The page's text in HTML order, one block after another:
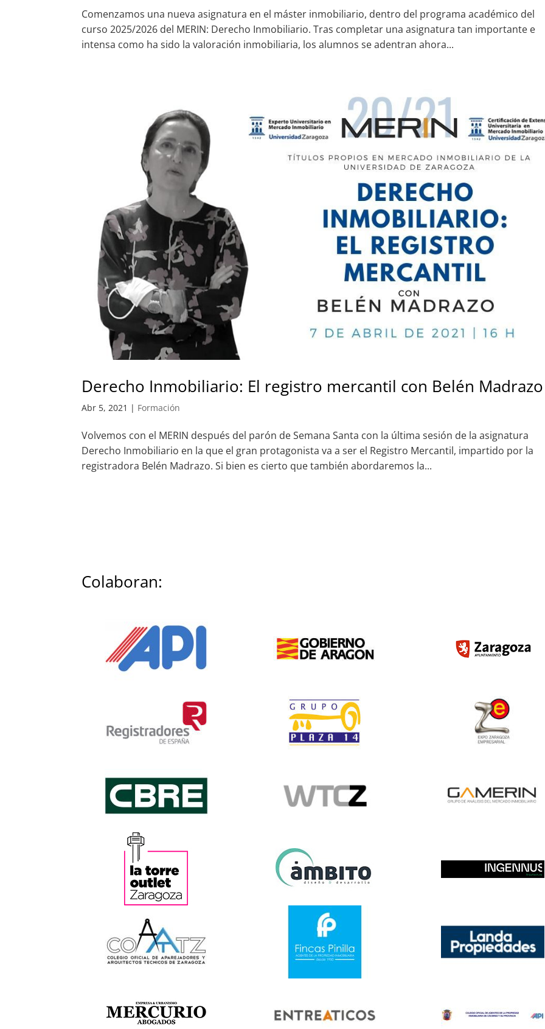
Comenzamos una nueva asignatura en el máster inmobiliario, dentro del programa académico del
curso 2025/2026 del MERIN: Derecho Inmobiliario. Tras completar una asignatura tan importante e
intensa como ha sido la valoración inmobiliaria, los alumnos se adentran ahora...
Derecho Inmobiliario: El registro mercantil con Belén Madrazo
Abr 5, 2021 | Formación
Volvemos con el MERIN después del parón de Semana Santa con la última sesión de la asignatura
Derecho Inmobiliario en la que el gran protagonista va a ser el Registro Mercantil, impartido por la
registradora Belén Madrazo. Si bien es cierto que también abordaremos la...
Colaboran: